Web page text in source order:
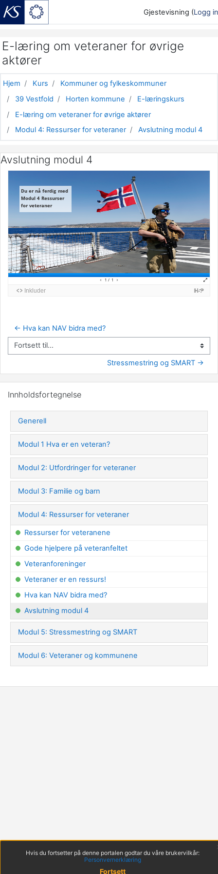
Gjestevisning (Logg
E-læring om veteraner for øvrige
aktører
Hjem Kurs
Kommuner og fylkeskommuner
39 Vestfold
Horten kommune
E-læringskurs
E-læring om veteraner for øvrige aktører
Modul 4: Ressurser for veteraner
Avslutning modul 4
Avslutning modul 4
← Hva kan NAV bidra med?
Fortsett til...
Stressmestring og SMART →
Innholdsfortegnelse
Generell
Modul 1 Hva er en veteran?
Modul 2: Utfordringer for veteraner
Modul 3: Familie og barn
Modul 4: Ressurser for veteraner
Ressurser for veteranene
Gode hjelpere på veteranfeltet
Veteranforeninger
Veteraner er en ressurs!
Hva kan NAV bidra med?
Avslutning modul 4
Modul 5: Stressmestring og SMART
Modul 6: Veteraner og kommunene
Hvis du fortsetter på denne portalen godtar du våre brukervilkår:
Personvernerklæring
Fortsett